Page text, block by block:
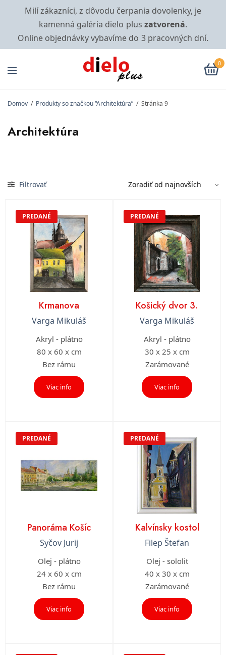
Milí zákazníci, z dôvodu čerpania dovolenky, je
kamenná galéria dielo plus zatvorená.
Online objednávky vybavíme do 3 pracovných dní.
0
Domov / Produkty so značkou “Architektúra” / Stránka 9
Architektúra
Filtrovať
PREDANÉ
Krmanova
Varga Mikuláš
Akryl - plátno
80 x 60 x cm
Bez rámu
Viac info
PREDANÉ
Košický dvor 3.
Varga Mikuláš
Akryl - plátno
30 x 25 x cm
Zarámované
Viac info
PREDANÉ
Panoráma Košíc
Syčov Jurij
Olej - plátno
24 x 60 x cm
Bez rámu
Viac info
PREDANÉ
Kalvínsky kostol
Filep Štefan
Olej - sololit
40 x 30 x cm
Zarámované
Viac info